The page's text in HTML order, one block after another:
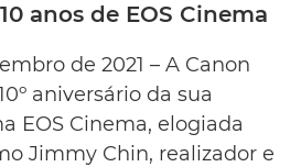
anos de EOS Cinema
de 2021 – A Canon
aniversário da sua
EOS Cinema, elogiada
Jimmy Chin, realizador e